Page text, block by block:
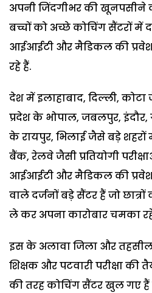
अपनी जिंदगीभर की
बच्चों को अच्छे कोचिंग सैंटरों में
आईआईटी और मैडिकल की प्रवेश
रहे हैं.
देश में इलाहाबाद, दिल्ली,
प्रदेश के भोपाल, जबलपुर,
के रायपुर, भिलाई जैसे बड़े शहरों
बैंक, रेलवे जैसी प्रतियोगी
आईआईटी और मैडिकल की प्रवेश
वाले दर्जनों बड़े सैंटर हैं जो
ले कर अपना कारोबार चमका
इस के अलावा जिला और
शिक्षक और पटवारी परीक्षा की
की तरह कोचिंग सैंटर खुल गए हैं